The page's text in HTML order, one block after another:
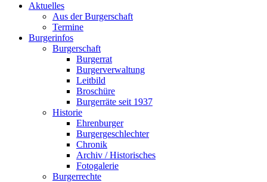
Aktuelles
Aus der Burgerschaft
Termine
Burgerinfos
Burgerschaft
Burgerrat
Burgerverwaltung
Leitbild
Broschüre
Burgerräte seit 1937
Historie
Ehrenburger
Burgergeschlechter
Chronik
Archiv / Historisches
Fotogalerie
Burgerrechte